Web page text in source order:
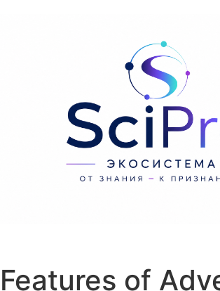
Features of